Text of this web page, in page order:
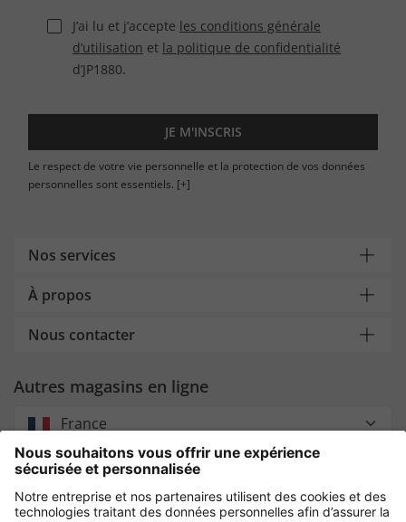
J’ai lu et j’accepte les conditions générale
d’utilisation et la politique de confidentialité
d’JP1880.
JE M'INSCRIS
Le respect de votre vie personnelle et la protection de vos données
personnelles sont essentiels. [+]
Nos services
À propos
Nous contacter
Autres magasins en ligne
France
Payment and Delivery